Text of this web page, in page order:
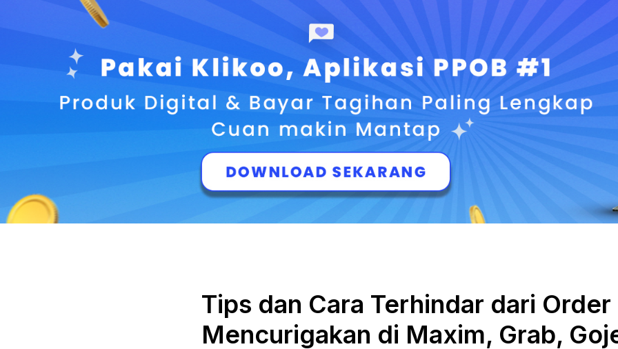
Tips dan Cara Terhindar dari Order
Mencurigakan di Maxim, Grab,